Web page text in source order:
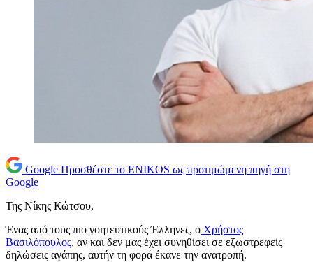
Google Προσθέστε το ENIKOS ως προτιμώμενη πηγή στη
Google
Της Νίκης Κώτσου,
Ένας από τους πιο γοητευτικούς Έλληνες, ο Χρήστος
Βασιλόπουλος, αν και δεν μας έχει συνηθίσει σε εξωστρεφείς
δηλώσεις αγάπης, αυτήν τη φορά έκανε την ανατροπή.